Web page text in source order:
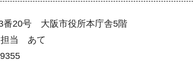
20号 大阪市役所本庁舎5階
当 あて